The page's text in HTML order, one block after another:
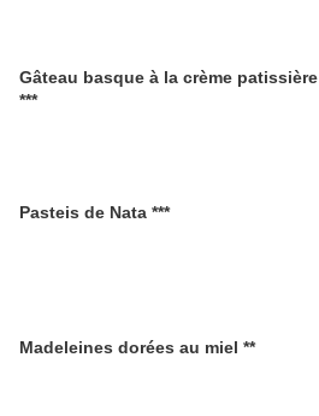
Gâteau basque à la crème patissière
***
Pasteis de Nata ***
Madeleines dorées au miel **